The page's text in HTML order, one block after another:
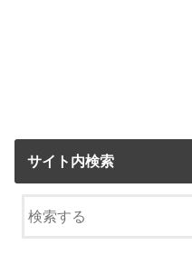
サイト内検索